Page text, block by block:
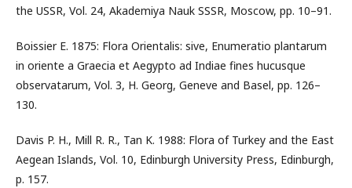
the USSR, Vol. 24, Akademiya Nauk SSSR, Moscow, pp. 10–91.
Boissier E. 1875: Flora Orientalis: sive, Enumeratio plantarum
in oriente a Graecia et Aegypto ad Indiae fines hucusque
observatarum, Vol. 3, H. Georg, Geneve and Basel, pp. 126–
130.
Davis P. H., Mill R. R., Tan K. 1988: Flora of Turkey and the East
Aegean Islands, Vol. 10, Edinburgh University Press, Edinburgh,
p. 157.